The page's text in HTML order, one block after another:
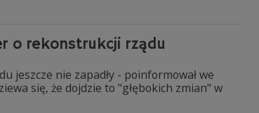
o rekonstrukcji rządu
jeszcze nie zapadły - poinformował we
się, że dojdzie to "głębokich zmian" w